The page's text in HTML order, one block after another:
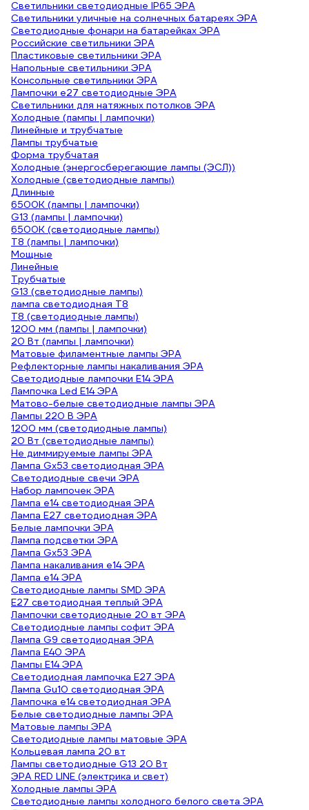
Светильники светодиодные IP65 ЭРА
Светильники уличные на солнечных батареях ЭРА
Светодиодные фонари на батарейках ЭРА
Российские светильники ЭРА
Пластиковые светильники ЭРА
Напольные светильники ЭРА
Консольные светильники ЭРА
Лампочки е27 светодиодные ЭРА
Светильники для натяжных потолков ЭРА
Холодные (лампы | лампочки)
Линейные и трубчатые
Лампы трубчатые
Форма трубчатая
Холодные (энергосберегающие лампы (ЭСЛ))
Холодные (светодиодные лампы)
Длинные
6500К (лампы | лампочки)
G13 (лампы | лампочки)
6500К (светодиодные лампы)
Т8 (лампы | лампочки)
Мощные
Линейные
Трубчатые
G13 (светодиодные лампы)
лампа светодиодная T8
Т8 (светодиодные лампы)
1200 мм (лампы | лампочки)
20 Вт (лампы | лампочки)
Матовые филаментные лампы ЭРА
Рефлекторные лампы накаливания ЭРА
Светодиодные лампочки E14 ЭРА
Лампочка Led E14 ЭРА
Матово-белые светодиодные лампы ЭРА
Лампы 220 В ЭРА
1200 мм (светодиодные лампы)
20 Вт (светодиодные лампы)
Не диммируемые лампы ЭРА
Лампа Gx53 светодиодная ЭРА
Светодиодные свечи ЭРА
Набор лампочек ЭРА
Лампа е14 светодиодная ЭРА
Лампа E27 светодиодная ЭРА
Белые лампочки ЭРА
Лампа подсветки ЭРА
Лампа Gx53 ЭРА
Лампа накаливания е14 ЭРА
Лампа е14 ЭРА
Светодиодные лампы SMD ЭРА
E27 светодиодная теплый ЭРА
Лампочки светодиодные 20 вт ЭРА
Светодиодные лампы софит ЭРА
Лампа G9 светодиодная ЭРА
Лампа E40 ЭРА
Лампы E14 ЭРА
Светодиодная лампочка E27 ЭРА
Лампа Gu10 светодиодная ЭРА
Лампочка е14 светодиодная ЭРА
Белые светодиодные лампы ЭРА
Матовые лампы ЭРА
Светодиодные лампы матовые ЭРА
Кольцевая лампа 20 вт
Лампы светодиодные G13 20 Вт
ЭРА RED LINE (электрика и свет)
Холодные лампы ЭРА
Светодиодные лампы холодного белого света ЭРА